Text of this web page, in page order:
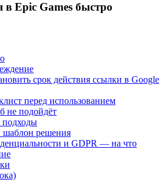
Epic Games быстро
срок действия ссылки в Google
перед использованием
не подойдёт
подходы
шаблон решения
и GDPR — на что